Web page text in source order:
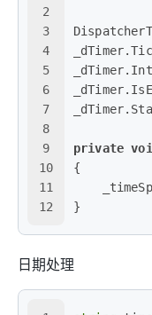
2
3
4
5
6
7
8
9
10
11
12
private
{
}
日期处理